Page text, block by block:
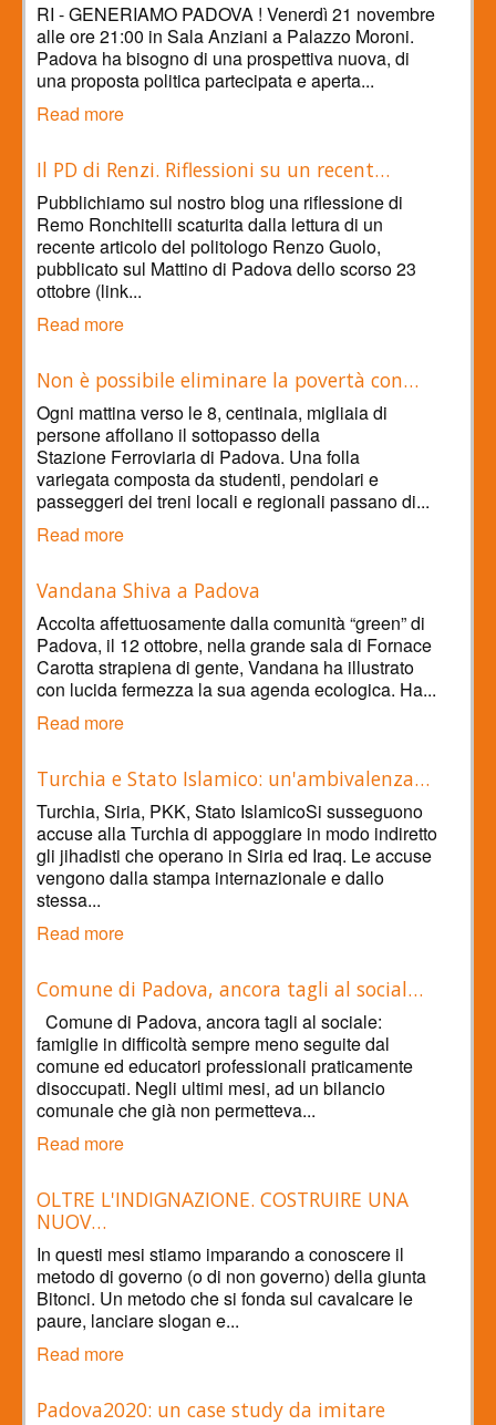
RI - GENERIAMO PADOVA ! Venerdì 21 novembre
alle ore 21:00 in Sala Anziani a Palazzo Moroni.
Padova ha bisogno di una prospettiva nuova, di
una proposta politica partecipata e aperta...
Read more
Il PD di Renzi. Riflessioni su un recent…
Pubblichiamo sul nostro blog una riflessione di
Remo Ronchitelli scaturita dalla lettura di un
recente articolo del politologo Renzo Guolo,
pubblicato sul Mattino di Padova dello scorso 23
ottobre (link...
Read more
Non è possibile eliminare la povertà con…
Ogni mattina verso le 8, centinaia, migliaia di
persone affollano il sottopasso della
Stazione Ferroviaria di Padova. Una folla
variegata composta da studenti, pendolari e
passeggeri dei treni locali e regionali passano di...
Read more
Vandana Shiva a Padova
Accolta affettuosamente dalla comunità “green” di
Padova, il 12 ottobre, nella grande sala di Fornace
Carotta strapiena di gente, Vandana ha illustrato
con lucida fermezza la sua agenda ecologica. Ha...
Read more
Turchia e Stato Islamico: un'ambivalenza…
Turchia, Siria, PKK, Stato IslamicoSi susseguono
accuse alla Turchia di appoggiare in modo indiretto
gli jihadisti che operano in Siria ed Iraq. Le accuse
vengono dalla stampa internazionale e dallo
stessa...
Read more
Comune di Padova, ancora tagli al social…
Comune di Padova, ancora tagli al sociale:
famiglie in difficoltà sempre meno seguite dal
comune ed educatori professionali praticamente
disoccupati. Negli ultimi mesi, ad un bilancio
comunale che già non permetteva...
Read more
OLTRE L'INDIGNAZIONE. COSTRUIRE UNA
NUOV…
In questi mesi stiamo imparando a conoscere il
metodo di governo (o di non governo) della giunta
Bitonci. Un metodo che si fonda sul cavalcare le
paure, lanciare slogan e...
Read more
Padova2020: un case study da imitare